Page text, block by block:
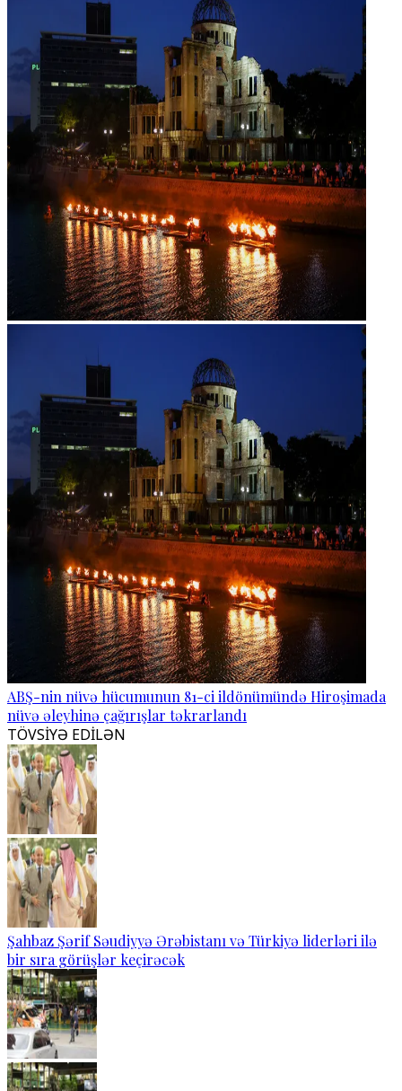
ABŞ-nin nüvə hücumunun 81-ci ildönümündə Hiroşimada
nüvə əleyhinə çağırışlar təkrarlandı
TÖVSİYƏ EDİLƏN
Şahbaz Şərif Səudiyyə Ərəbistanı və Türkiyə liderləri ilə
bir sıra görüşlər keçirəcək